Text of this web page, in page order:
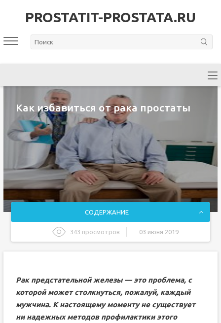
PROSTATIT-PROSTATA.RU
Как избавиться от рака простаты
СОДЕРЖАНИЕ
343 просмотров 03 июня 2019
Выбор страны для терапии рака предстательной
железы
Рак предстательной железы — это проблема, с
которой может столкнуться, пожалуй, каждый
мужчина. К настоящему моменту не существует
ни надежных методов профилактики этого